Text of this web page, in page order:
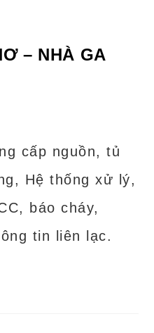
– NHÀ GA
cấp nguồn, tủ
Hệ thống xử lý,
báo cháy,
tin liên lạc.